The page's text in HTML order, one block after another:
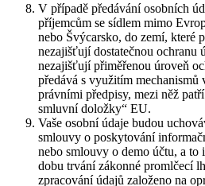
V případě předávání osobních
příjemcům se sídlem mimo
nebo Švýcarsko, do zemí, které
nezajišťují dostatečnou ochranu
nezajišťují přiměřenou úroveň
předává s využitím mechanismů
právními předpisy, mezi něž
smluvní doložky“ EU.
Vaše osobní údaje budou
smlouvy o poskytování
nebo smlouvy o demo účtu, a
dobu trvání zákonné promlčecí
zpracování údajů založeno na